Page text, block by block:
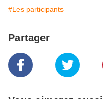
#Les participants
Partager